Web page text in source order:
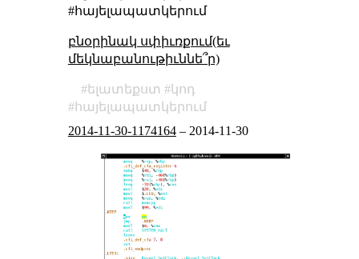
#հայելապատկերում
բնօրինակ սփիւռքում(եւ
մեկնաբանութիւննե՞ր)
ելատեքստ
կոդ
հայելապատկերում
2014-11-30-1174164– 2014-11-30